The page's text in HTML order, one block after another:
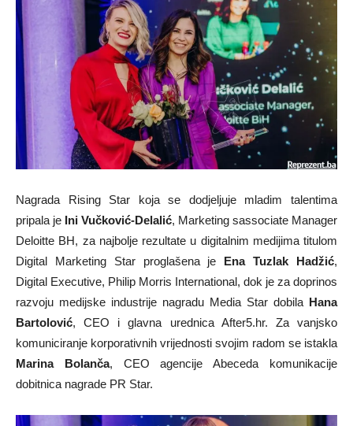
Nagrada Rising Star koja se dodjeljuje mladim talentima
pripala je Ini Vučković-Delalić, Marketing sassociate Manager
Deloitte BH, za najbolje rezultate u digitalnim medijima titulom
Digital Marketing Star proglašena je Ena Tuzlak Hadžić,
Digital Executive, Philip Morris International, dok je za doprinos
razvoju medijske industrije nagradu Media Star dobila Hana
Bartolović, CEO i glavna urednica After5.hr. Za vanjsko
komuniciranje korporativnih vrijednosti svojim radom se istakla
Marina Bolanča, CEO agencije Abeceda komunikacije
dobitnica nagrade PR Star.